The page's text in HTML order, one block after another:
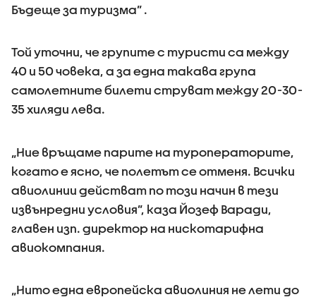
Бъдеще за туризма” .
Той уточни, че групите с туристи са между
40 и 50 човека, а за една такава група
самолетните билети струват между 20-30-
35 хиляди лева.
„Ние връщаме парите на туроператорите,
когато е ясно, че полетът се отменя. Всички
авиолинии действат по този начин в тези
извънредни условия”, каза Йозеф Варади,
главен изп. директор на нискотарифна
авиокомпания.
„Нито една европейска авиолиния не лети до